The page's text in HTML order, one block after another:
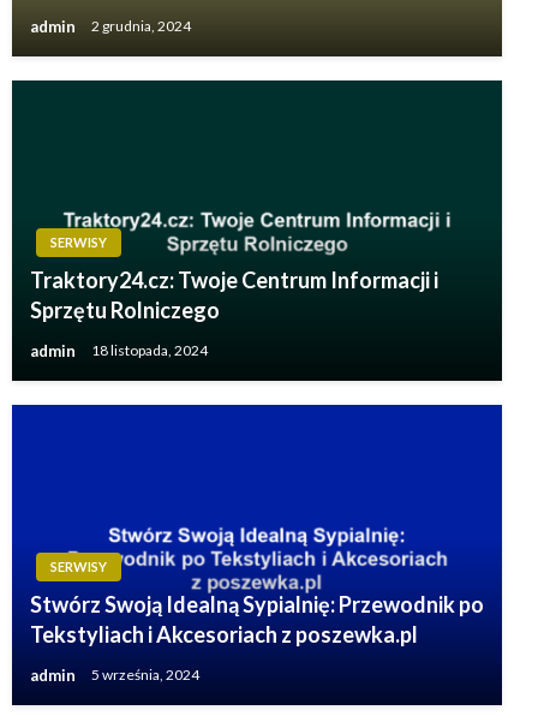
admin 2 grudnia, 2024
SERWISY
Traktory24.cz: Twoje Centrum Informacji i
Sprzętu Rolniczego
admin 18 listopada, 2024
SERWISY
Stwórz Swoją Idealną Sypialnię: Przewodnik po
Tekstyliach i Akcesoriach z poszewka.pl
admin 5 września, 2024